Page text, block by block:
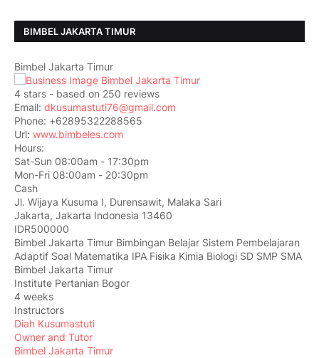
BIMBEL JAKARTA TIMUR
Bimbel Jakarta Timur
4 stars - based on 250 reviews
Email: dkusumastuti76@gmail.com
Phone: +62895322288565
Url: www.bimbeles.com
Hours:
Sat-Sun 08:00am - 17:30pm
Mon-Fri 08:00am - 20:30pm
Cash
Jl. Wijaya Kusuma I, Durensawit, Malaka Sari
Jakarta, Jakarta Indonesia 13460
IDR500000
Bimbel Jakarta Timur Bimbingan Belajar Sistem Pembelajaran
Adaptif Soal Matematika IPA Fisika Kimia Biologi SD SMP SMA
Bimbel Jakarta Timur
Institute Pertanian Bogor
4 weeks
Instructors
Diah Kusumastuti
Owner and Tutor
Bimbel Jakarta Timur